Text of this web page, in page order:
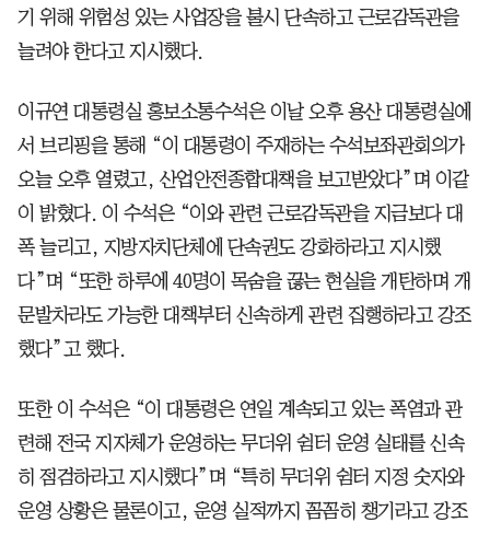
기 위해 위험성 있는 사업장을 불시 단속하고 근로감독관을
늘려야 한다고 지시했다.
이규연 대통령실 홍보소통수석은 이날 오후 용산 대통령실에
서 브리핑을 통해 “이 대통령이 주재하는 수석보좌관회의가
오늘 오후 열렸고, 산업안전종합대책을 보고받았다”며 이같
이 밝혔다. 이 수석은 “이와 관련 근로감독관을 지금보다 대
폭 늘리고, 지방자치단체에 단속권도 강화하라고 지시했
다”며 “또한 하루에 40명이 목숨을 끊는 현실을 개탄하며 개
문발차라도 가능한 대책부터 신속하게 관련 집행하라고 강조
했다”고 했다.
또한 이 수석은 “이 대통령은 연일 계속되고 있는 폭염과 관
련해 전국 지자체가 운영하는 무더위 쉼터 운영 실태를 신속
히 점검하라고 지시했다”며 “특히 무더위 쉼터 지정 숫자와
운영 상황은 물론이고, 운영 실적까지 꼼꼼히 챙기라고 강조